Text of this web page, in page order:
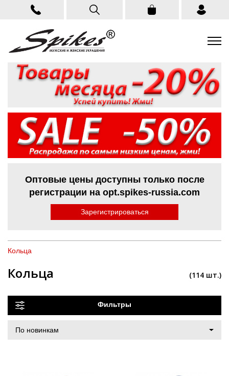
Оптовые цены доступны только после
регистрации на opt.spikes-russia.com
Зарегистрироваться
Кольца
Кольца (114 шт.)
Фильтры